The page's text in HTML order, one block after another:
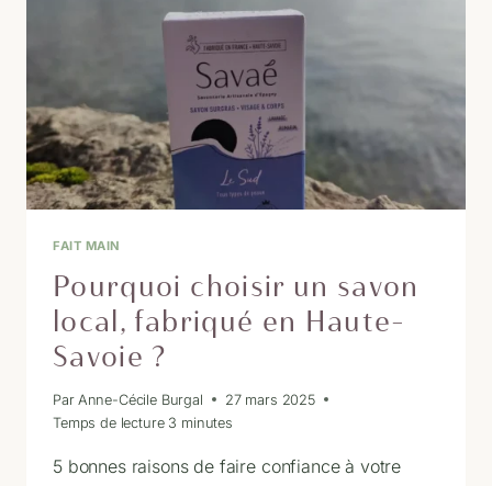
FAIT MAIN
Pourquoi choisir un savon
local, fabriqué en Haute-
Savoie ?
Par Anne-Cécile Burgal
27 mars 2025
Temps de lecture3 minutes
5 bonnes raisons de faire confiance à votre